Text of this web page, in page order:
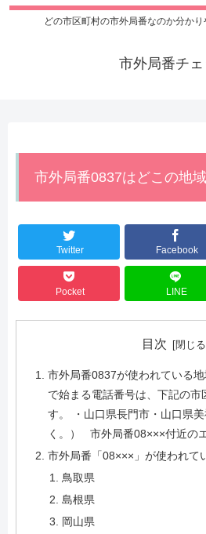
どの市区町村の市外局番なのか分かり
市外局番チェ
市外局番0837はどこの地
Twitter Facebook
Pocket LINE
目次
市外局番0837が使われている地
で始まる電話番号は、下記の市
す。 ・山口県長門市・山口県
く。） 市外局番08×××付近の
市外局番「08×××」が使われて
鳥取県
島根県
岡山県